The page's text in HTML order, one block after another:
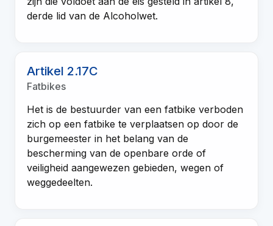
derde lid van de Alcoholwet.
Artikel 2.17C
Fatbikes
Het is de bestuurder van een fatbike verboden
zich op een fatbike te verplaatsen op door de
burgemeester in het belang van de
bescherming van de openbare orde of
veiligheid aangewezen gebieden, wegen of
weggedeelten.